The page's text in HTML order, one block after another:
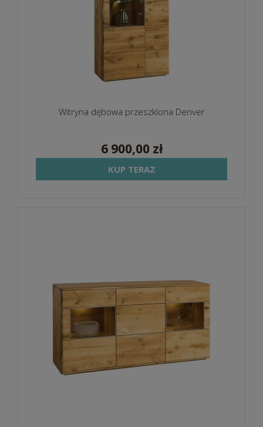
Witryna dębowa przeszklona Denver
6 900,00 zł
KUP TERAZ